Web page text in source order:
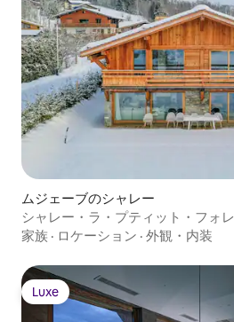
ムジェーブのシャレー
シャレー・ラ・プティット・フォレ
家族 · ロケーション · 外観・内装
Luxe
Luxe